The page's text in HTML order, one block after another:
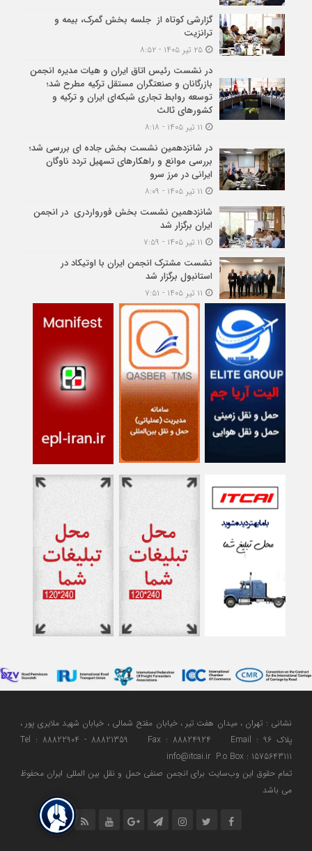
گزارشی کوتاه از جلسه بخش گمرک، بیمه و
ترانزیت
۲۵ تیر ۱۴۰۵ - ۸:۵۲
در نشست رئیس اتاق ایران و هیات مدیره انجمن
بازرگانان و صنعتگران مستقل ترکیه مطرح شد؛
توسعه روابط تجاری شبکه‌ای ایران و ترکیه و
کشورهای ثالث
در شانزدهمین نشست بخش جاده ای بررسی شد؛
بررسی موانع و راهکارهای تسهیل تردد ناوگان
ایرانی در مرز سرو
شانزدهمین نشست بخش فورواردری در انجمن
ایران برگزار شد
نشست مشترک انجمن ایران با اوتیکاد در
استانبول برگزار شد
نشانی : تهران ، میدان هفت تیر ، خیابان مفتح شمالی ، خیابان شهید ملایری پور ،
پلاک 96 Tel : 88822904 - 88821359 Fax : 88824924 Email :
info@itcai.ir P.o Box : 1575643111
تمام حقوق اين وب‌سايت برای انجمن صنفی حمل و نقل بین المللی ایران محفوظ
می باشد